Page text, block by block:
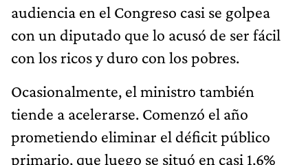
audiencia en el Congreso casi se golpea
con un diputado que lo acusó de ser fácil
con los ricos y duro con los pobres.
Ocasionalmente, el ministro también
tiende a acelerarse. Comenzó el año
prometiendo eliminar el déficit público
primario, que luego se situó en casi 1,6%